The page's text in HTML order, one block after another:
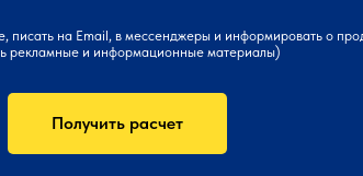
писать на Email, в мессенджеры и информировать о
рекламные и информационные материалы)
Получить расчет